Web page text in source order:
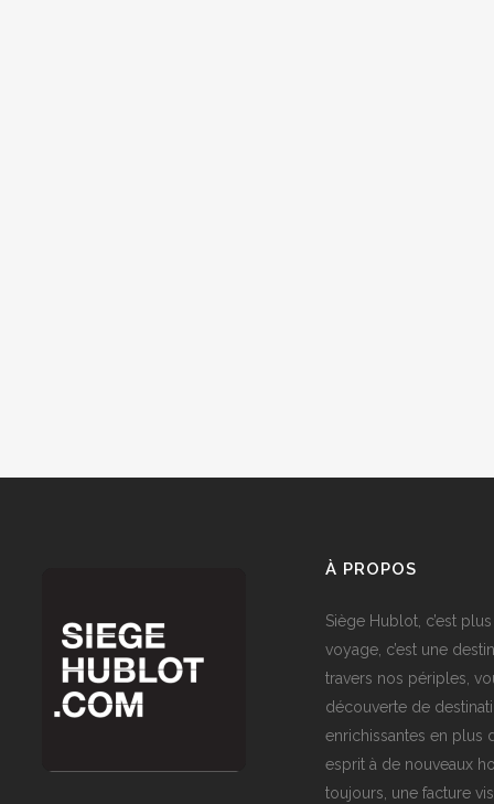
À PROPOS
Siège Hublot, c’est
voyage, c’est une
travers nos périples,
découverte de
enrichissantes en plus
esprit à de nouveaux
toujours, une facture